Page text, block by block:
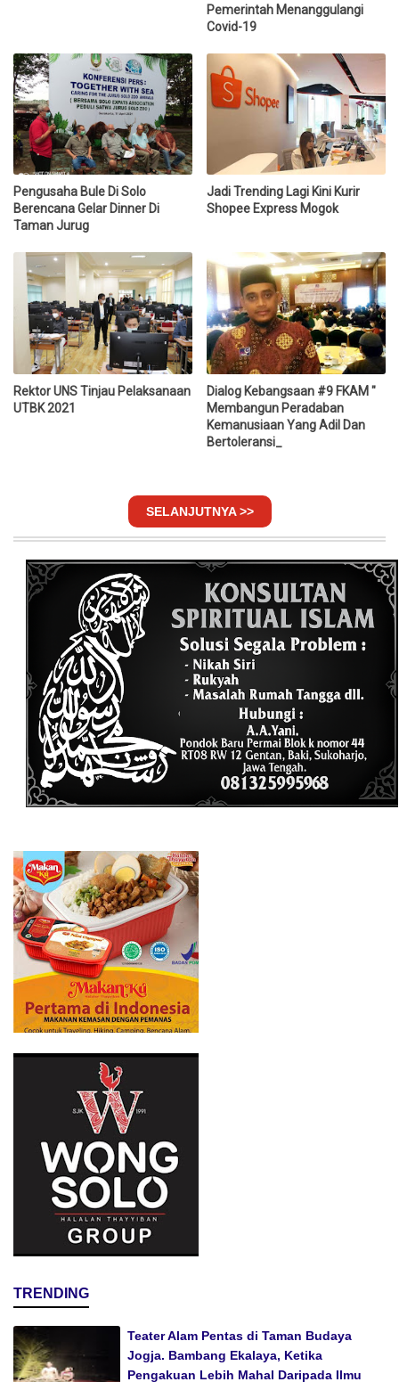
Pemerintah Menanggulangi
Covid-19
Pengusaha Bule Di Solo
Berencana Gelar Dinner Di
Taman Jurug
Jadi Trending Lagi Kini Kurir
Shopee Express Mogok
Rektor UNS Tinjau Pelaksanaan
UTBK 2021
Dialog Kebangsaan #9 FKAM "
Membangun Peradaban
Kemanusiaan Yang Adil Dan
Bertoleransi_
SELANJUTNYA >>
TRENDING
Teater Alam Pentas di Taman Budaya
Jogja. Bambang Ekalaya, Ketika
Pengakuan Lebih Mahal Daripada Ilmu